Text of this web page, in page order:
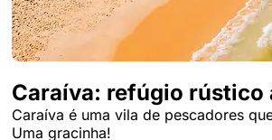
Caraíva: refúgio rústico
Caraíva é uma vila de pescadores
Uma gracinha!